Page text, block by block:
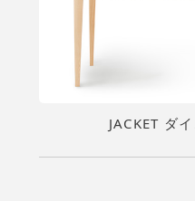
JACKET ダ